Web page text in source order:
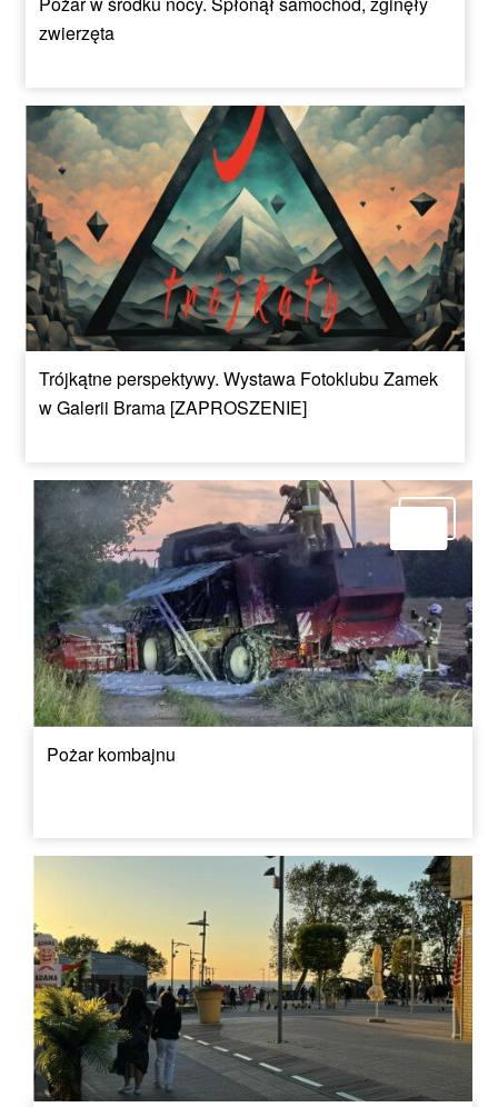
zwierzęta
Trójkątne perspektywy. Wystawa Fotoklubu Zamek
w Galerii Brama [ZAPROSZENIE]
Pożar kombajnu